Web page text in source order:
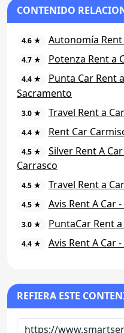
CONTENIDO
4.6 ★ Autonomía
4.7 ★ Potenza Rent a
4.4 ★
Punta Car Rent
Sacramento
3.0 ★ Travel Rent a
4.4 ★ Rent Car
4.5 ★
Silver Rent A
Carrasco
4.5 ★ Travel Rent a
4.5 ★ Avis Rent A Car
3.0 ★ PuntaCar Rent
4.4 ★ Avis Rent A Car
REFIERA ESTE